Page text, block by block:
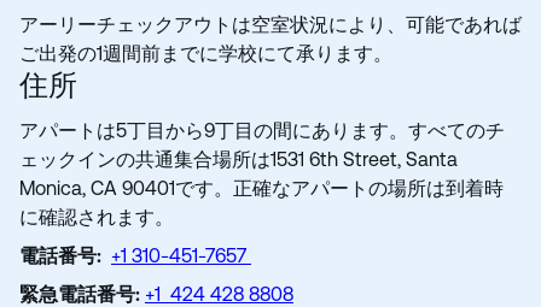
アーリーチェックアウトは空室状況により、可能であれば
ご出発の1週間前までに学校にて承ります。
住所
アパートは5丁目から9丁目の間にあります。すべてのチ
ェックインの共通集合場所は1531 6th Street, Santa
Monica, CA 90401です。正確なアパートの場所は到着時
に確認されます。
電話番号: +1 310-451-7657
緊急電話番号: +1 424 428 8808